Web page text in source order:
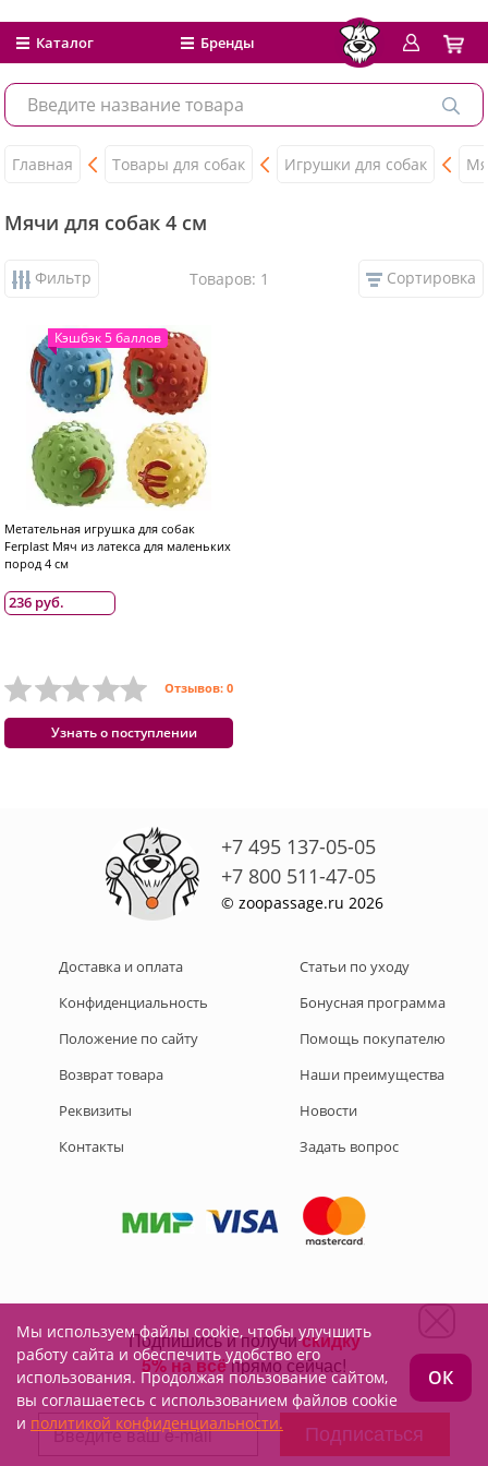
Каталог Бренды
Главная Товары для собак Игрушки для собак
Мячи для собак 4 см
Фильтр Товаров: 1 Сортировка
Кэшбэк 5 баллов
Метательная игрушка для собак
Ferplast Мяч из латекса для маленьких
пород 4 см
236 руб.
Отзывов: 0
Узнать о поступлении
+7 495 137-05-05
+7 800 511-47-05
© zoopassage.ru 2026
Доставка и оплата
Конфиденциальность
Положение по сайту
Возврат товара
Реквизиты
Контакты
Статьи по уходу
Бонусная программа
Помощь покупателю
Наши преимущества
Новости
Задать вопрос
Подписывайтесь на нас:
Мы используем файлы cookie, чтобы улучшить
работу сайта и обеспечить удобство его
использования. Продолжая пользование сайтом,
вы соглашаетесь с использованием файлов cookie
и политикой конфиденциальности.
ОК